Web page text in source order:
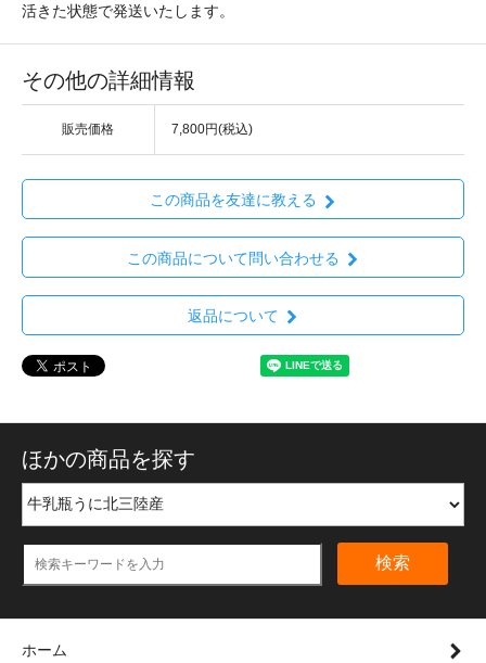
活きた状態で発送いたします。
その他の詳細情報
販売価格 7,800円(税込)
この商品を友達に教える
この商品について問い合わせる
返品について
ほかの商品を探す
検索
ホーム